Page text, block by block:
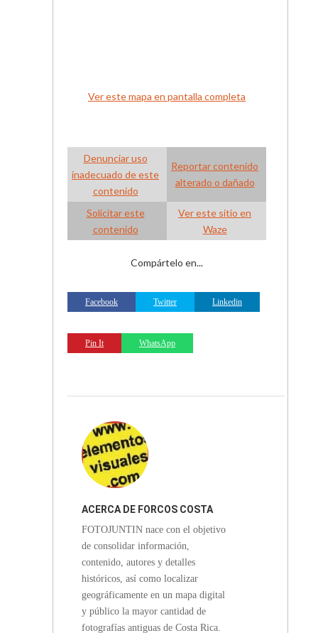
Ver este mapa en pantalla completa
Denunciar uso
inadecuado de este
contenido
Reportar contenido
alterado o dañado
Solicitar este
contenido
Ver este sitio en
Waze
Compártelo en...
Facebook Twitter Linkedin
Pin It WhatsApp
ACERCA DE FORCOS COSTA
RICA
FOTOJUNTIN nace con el objetivo
de consolidar información,
contenido, autores y detalles
históricos, así como localizar
geográficamente en un mapa digital
y público la mayor cantidad de
fotografías antiguas de Costa Rica.